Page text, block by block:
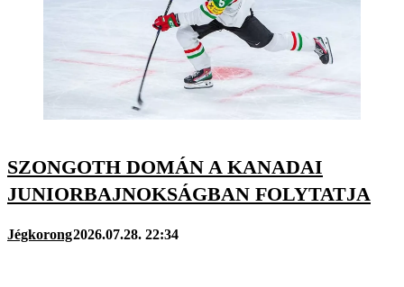
SZONGOTH DOMÁN A KANADAI
JUNIORBAJNOKSÁGBAN FOLYTATJA
Jégkorong2026.07.28. 22:34